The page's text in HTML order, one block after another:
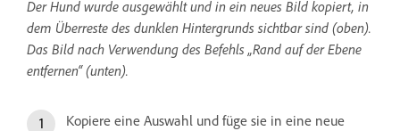
Der Hund wurde ausgewählt und in ein neues Bild kopiert, in
dem Überreste des dunklen Hintergrunds sichtbar sind (oben).
Das Bild nach Verwendung des Befehls „Rand auf der Ebene
entfernen“ (unten).
Kopiere eine Auswahl und füge sie in eine neue